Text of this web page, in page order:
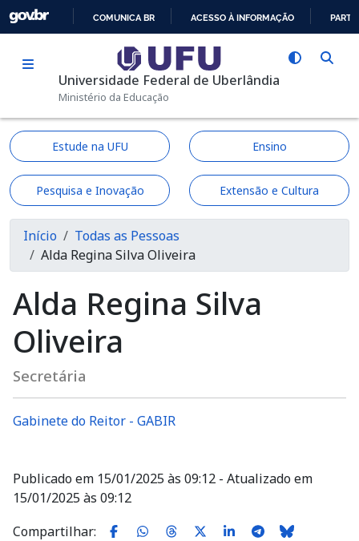
Pular para o conteúdo principal
PARA
O
COMUNICA BR ACESSO À INFORMAÇÃO
Universidade Federal de Uberlândia
Ministério da Educação
Estude na UFU Ensino
Pesquisa e Inovação Extensão e Cultura
Trilha de navegação
Início
Todas as Pessoas
Alda Regina Silva Oliveira
Alda Regina Silva
Oliveira
Secretária
Gabinete do Reitor - GABIR
Publicado em 15/01/2025 às 09:12 - Atualizado em
15/01/2025 às 09:12
Compartilhar: